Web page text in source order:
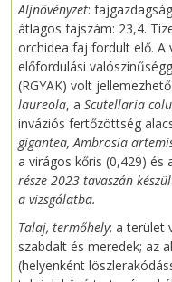
Aljnövényzet:
átlagos fajszám: 23,4.
orchidea faj fordult elő.
előfordulási
(RGYAK) volt
laureola, a Scutellaria
inváziós fertőzöttség
gigantea, Ambrosia
a virágos kőris (0,429) és
része 2023 tavaszán
a vizsgálatba.
Talaj, termőhely: a terület
szabdalt és meredek; az
(helyenként